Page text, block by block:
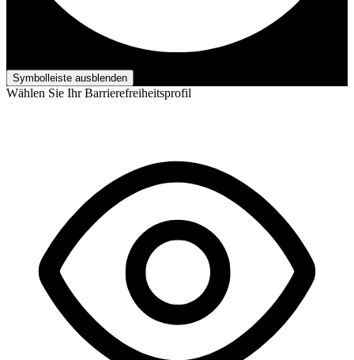
Symbolleiste ausblenden
Wählen Sie Ihr Barrierefreiheitsprofil